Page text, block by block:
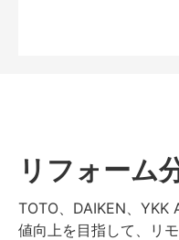
リフォーム
TOTO、DAIKEN、YKK
値向上を目指して、リ